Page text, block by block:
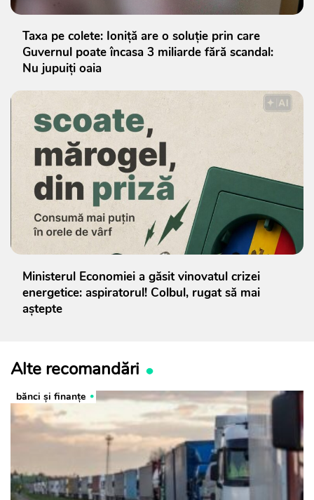
Taxa pe colete: Ioniță are o soluție prin care
Guvernul poate încasa 3 miliarde fără scandal:
Nu jupuiți oaia
Ministerul Economiei a găsit vinovatul crizei
energetice: aspiratorul! Colbul, rugat să mai
aștepte
Alte recomandări
bănci şi finanţe